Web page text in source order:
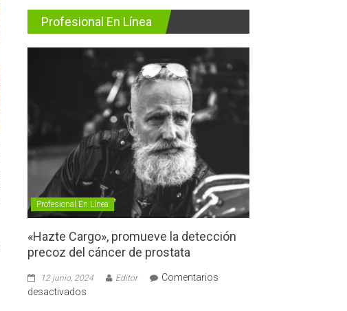
Profesional En Línea
Profesional En Línea
«Hazte Cargo», promueve la detección
precoz del cáncer de prostata
12 junio, 2024 Editor
Comentarios
desactivados